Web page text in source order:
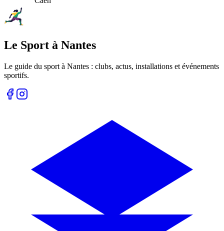
Le Sport à Nantes
Le guide du sport à Nantes : clubs, actus, installations et événements
sportifs.